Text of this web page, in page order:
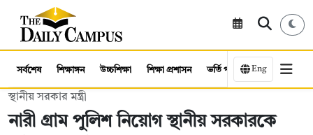
সর্বশেষ শিক্ষাঙ্গন উচ্চশিক্ষা শিক্ষা প্রশাসন ভর্তি পরীক্ষা কর্মসংস্থান
Eng
স্থানীয় সরকার মন্ত্রী
নারী গ্রাম পুলিশ নিয়োগ স্থানীয় সরকারকে